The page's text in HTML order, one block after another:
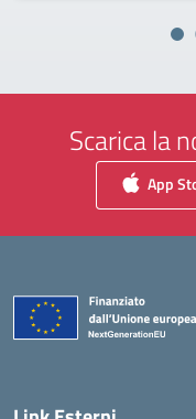
Scarica la
App